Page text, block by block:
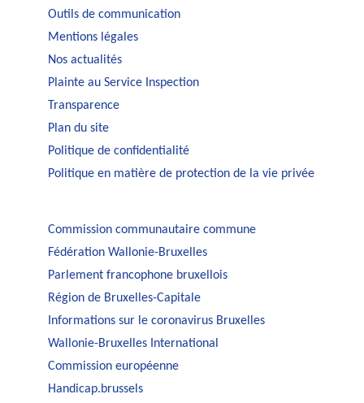
Outils de communication
Mentions légales
Nos actualités
Plainte au Service Inspection
Transparence
Plan du site
Politique de confidentialité
Politique en matière de protection de la vie privée
Commission communautaire commune
Fédération Wallonie-Bruxelles
Parlement francophone bruxellois
Région de Bruxelles-Capitale
Informations sur le coronavirus Bruxelles
Wallonie-Bruxelles International
Commission européenne
Handicap.brussels